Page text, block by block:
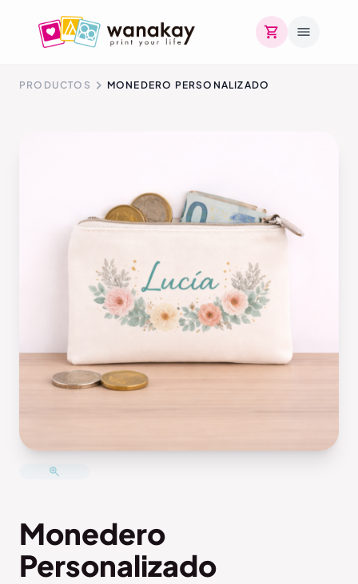
PRODUCTOS MONEDERO PERSONALIZADO
Monedero
Personalizado